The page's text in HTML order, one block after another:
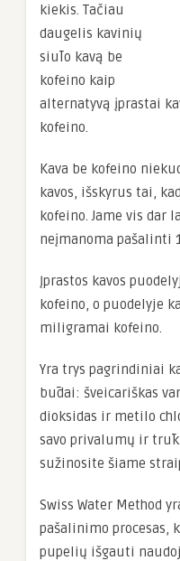
kiekis. Tačiau
daugelis kavinių
siūlo kavą be
kofeino kaip
alternatyvą įprastai
kofeino.
Kava be kofeino
kavos, išskyrus tai,
kofeino. Jame vis dar
neįmanoma pašalinti
Įprastos kavos
kofeino, o puodelyje
miligramai kofeino.
Yra trys pagrindiniai
būdai: šveicariškas
dioksidas ir metilo
savo privalumų ir
sužinosite šiame
Swiss Water Method
pašalinimo procesas,
pupelių išgauti